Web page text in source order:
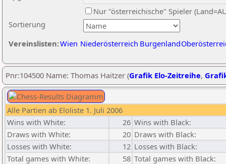
Sortierung
Nur "österreichische" Spieler
Vereinslisten:Wien Niederösterreich Burgenland
Pnr:104500 Name: Thomas Haitzer (Grafik Elo-Zeitreihe,
Alle Partien ab Eloliste 1. Juli 2006
Wins with White:
26 Wins with Black:
Draws with White:
20 Draws with Black:
Losses with White:
12 Losses with Black:
Total games with White:
58 Total games with Black: